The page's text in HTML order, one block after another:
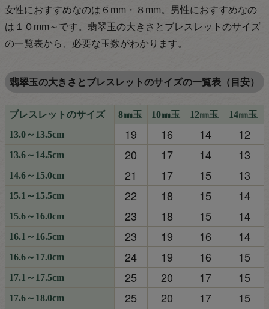
女性におすすめなのは６mm・８mm。男性におすすめなの
は１０mm～です。翡翠玉の大きさとブレスレットのサイズ
の一覧表から、必要な玉数がわかります。
翡翠玉の大きさとブレスレットのサイズの一覧表（目安）
ブレスレットのサイズ 8㎜玉 10㎜玉 12㎜玉
14㎜玉
13.0～13.5cm
19 16 14 12
13.6～14.5cm 20 17 14 13
14.6～15.0cm 21 17 15 13
15.1～15.5cm 22 18 15 14
15.6～16.0cm 23 18 15 14
16.1～16.5cm 23 19 16 14
16.6～17.0cm 24 19 16 15
17.1～17.5cm 25 20 17 15
17.6～18.0cm 25 20 17 15